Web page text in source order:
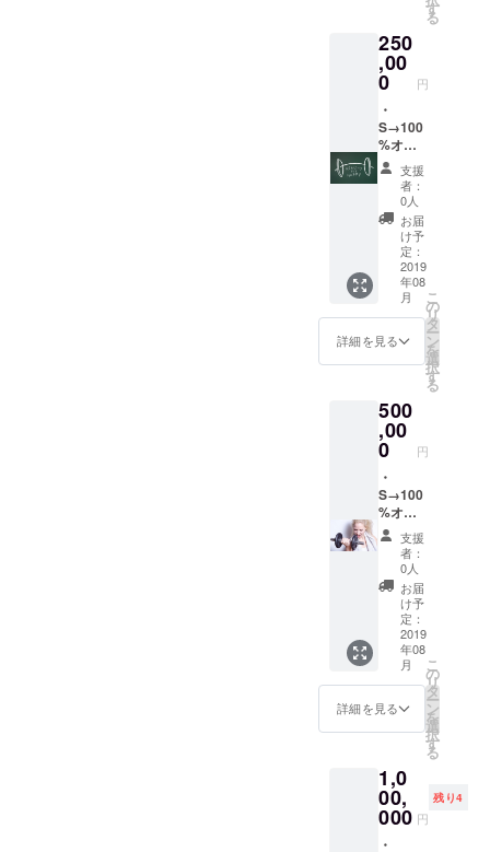
セリン
グ ・カ
フェメ
ニュー
1品 ・
食事の
アドバ
イスや
オンラ
イン
コーチ
ング
(１ヶ月
間) ・お
礼の
メッ
セージ
を送ら
せて頂
きま
名前を
ジムHP
や
YouTub
eの動画
にて協
賛者と
して掲
載しま
す。
す
る
250
,00
0 円
・
S→100
%オリ
ジナルT
シャツ1
枚 サイ
ズは
S,M,L,X
L(日本
サイズ)
・パー
ソナル
２ヶ月
通い放
題(１回
60分)＋
セリン
グ ・カ
フェメ
ニュー
3品 ・
食事の
アドバ
イスや
オンラ
イン
コーチ
ング
(2ヶ月
礼の
メッ
セージ
を送ら
せて頂
きま
名前を
ジムHP
や
YouTub
eの動画
支援
者：
0人
お届
け予
定：
2019
年08
月
詳細を見る
こ
の
リ
タ
ー
ン
を
選
択
す
る
500
,00
0 円
・
S→100
%オリ
ジナルT
シャツ1
枚 サイ
ズは
S,M,L,X
L(日本
サイズ)
・パー
ソナル
3ヶ月分
(１回60
分)＋カ
ウンセ
・食事
のアド
バイス
やオン
ライン
支援
者：
0人
お届
け予
定：
2019
年08
月
詳細を見る
こ
の
リ
タ
ー
ン
を
選
択
す
る
1,0
00,
000 円
残り4
・